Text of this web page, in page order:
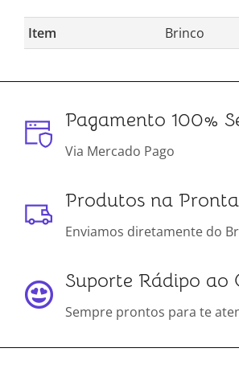
Item Brinco
Pagamento 100%
Via Mercado Pago
Produtos na
Enviamos diretamente do
Suporte Rádipo ao
Sempre prontos para te